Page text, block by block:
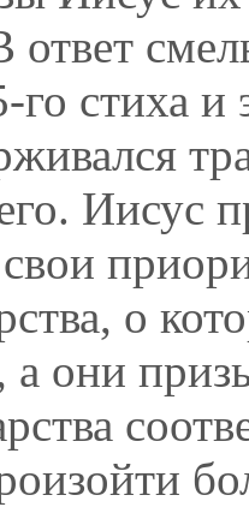
го стиха
Иисус
о
а они